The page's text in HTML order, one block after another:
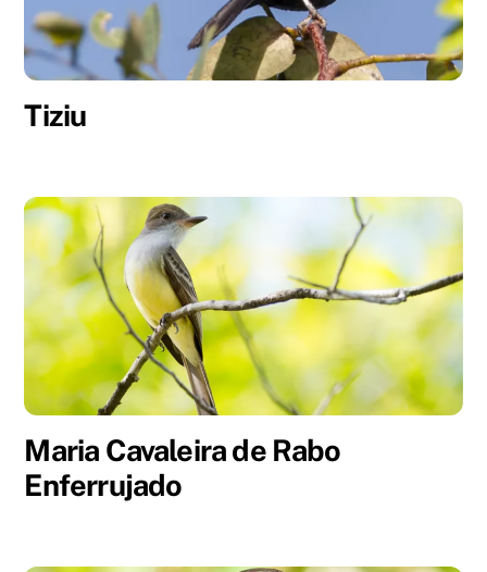
Tiziu
Maria Cavaleira de Rabo
Enferrujado